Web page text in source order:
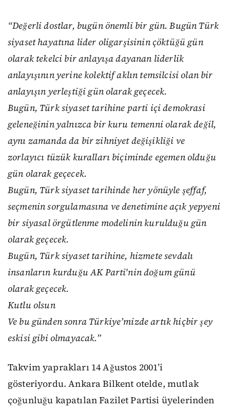
“Değerli dostlar, bugün önemli bir gün. Bugün Türk
siyaset hayatına lider oligarşisinin çöktüğü gün
olarak tekelci bir anlayışa dayanan liderlik
anlayışının yerine kolektif aklın temsilcisi olan bir
anlayışın yerleştiği gün olarak geçecek.
Bugün, Türk siyaset tarihine parti içi demokrasi
geleneğinin yalnızca bir kuru temenni olarak değil,
aynı zamanda da bir zihniyet değişikliği ve
zorlayıcı tüzük kuralları biçiminde egemen olduğu
gün olarak geçecek.
Bugün, Türk siyaset tarihinde her yönüyle şeffaf,
seçmenin sorgulamasına ve denetimine açık yepyeni
bir siyasal örgütlenme modelinin kurulduğu gün
olarak geçecek.
Bugün, Türk siyaset tarihine, hizmete sevdalı
insanların kurduğu AK Parti'nin doğum günü
olarak geçecek.
Kutlu olsun
Ve bu günden sonra Türkiye’mizde artık hiçbir şey
eskisi gibi olmayacak.”
Takvim yaprakları 14 Ağustos 2001’i
gösteriyordu. Ankara Bilkent otelde, mutlak
çoğunluğu kapatılan Fazilet Partisi üyelerinden